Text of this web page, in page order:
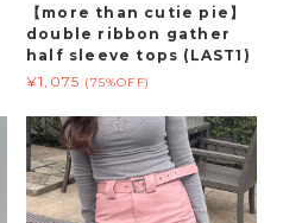
【more than cutie pie】
double ribbon gather
half sleeve tops (LAST1)
¥1,075 (75%OFF)